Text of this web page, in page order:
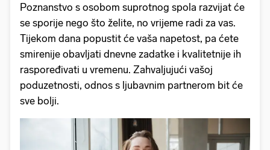
Poznanstvo s osobom suprotnog spola razvijat će
se sporije nego što želite, no vrijeme radi za vas.
Tijekom dana popustit će vaša napetost, pa ćete
smirenije obavljati dnevne zadatke i kvalitetnije ih
raspoređivati u vremenu. Zahvaljujući vašoj
poduzetnosti, odnos s ljubavnim partnerom bit će
sve bolji.